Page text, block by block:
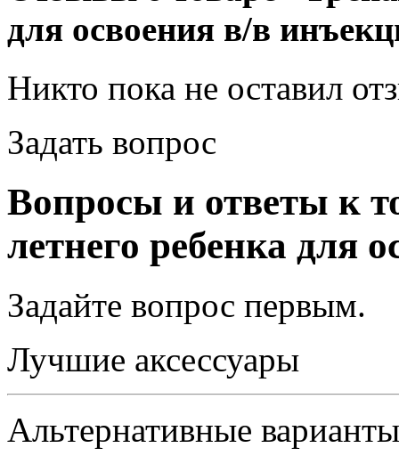
для освоения в/в
Никто пока не оставил
Задать вопрос
Вопросы и ответы к
летнего ребенка для
Задайте вопрос первым.
Лучшие аксессуары
Альтернативные варианты